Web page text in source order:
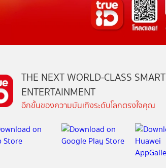
THE NEXT WORLD-CLASS SMART
ENTERTAINMENT
อีกขั้นของความบันเทิงระดับโลกตรงใจคุณ